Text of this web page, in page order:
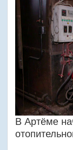
В Артёме